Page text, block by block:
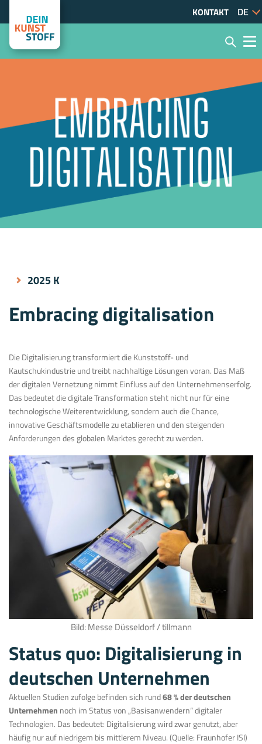
KONTAKT
2025 K
Embracing digitalisation
Die Digitalisierung transformiert die Kunststoff- und
Kautschukindustrie und treibt nachhaltige Lösungen voran. Das Maß
der digitalen Vernetzung nimmt Einfluss auf den Unternehmenserfolg.
Das bedeutet die digitale Transformation steht nicht nur für eine
technologische Weiterentwicklung, sondern auch die Chance,
innovative Geschäftsmodelle zu etablieren und den steigenden
Anforderungen des globalen Marktes gerecht zu werden.
Bild: Messe Düsseldorf / tillmann
Status quo: Digitalisierung in
deutschen Unternehmen
Aktuellen Studien zufolge befinden sich rund68 % der deutschen
Unternehmen noch im Status von „Basisanwendern“ digitaler
Technologien. Das bedeutet: Digitalisierung wird zwar genutzt, aber
häufig nur auf niedrigem bis mittlerem Niveau. (Quelle: Fraunhofer ISI)